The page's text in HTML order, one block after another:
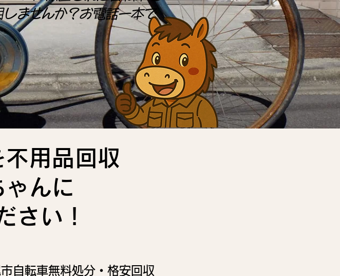
ませんか？お電話一本で
不用品回収
んに
さい！
自転車無料処分・格安回収